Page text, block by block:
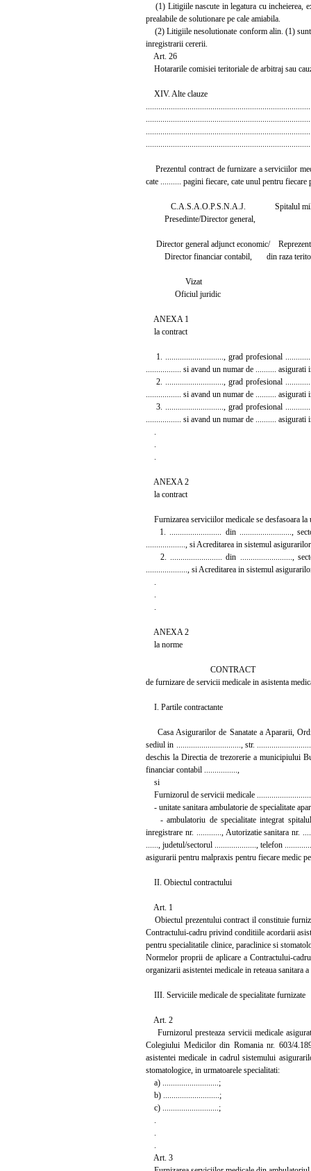
(1) Litigiile nascute in legatura cu incheierea,
prealabile de solutionare pe cale amiabila.
(2) Litigiile nesolutionate conform alin. (1) sunt
inregistrarii cererii.
Art. 26
Hotararile comisiei teritoriale de arbitraj sau
XIV. Alte clauze
Prezentul contract de furnizare a serviciilor
cate .......... pagini fiecare, cate unul pentru fiecare
C.A.S.A.O.P.S.N.A.J. Spitalul
Presedinte/Director general,
Director general adjunct economic/
Director financiar contabil, din raza
Vizat
Oficiul juridic
ANEXA 1
la contract
1. ............................, grad profesional
................. si avand un numar de ..........
2. ............................, grad profesional
................. si avand un numar de ..........
3. ............................, grad profesional
................. si avand un numar de ..........
ANEXA 2
la contract
Furnizarea serviciilor medicale se desfasoara
1. ......................... din .........................,
..................., si Acreditarea in sistemul
2. ......................... din .........................,
...................., si Acreditarea in sistemul
ANEXA 2
la norme
CONTRACT
de furnizare de servicii medicale in asistenta
I. Partile contractante
Casa Asigurarilor de Sanatate a Apararii,
sediul in ..............................., str.
deschis la Directia de trezorerie a municipiului
financiar contabil ................,
si
Furnizorul de servicii medicale
- unitate sanitara ambulatorie de specialitate
- ambulatoriu de specialitate integrat
inregistrare nr. ............, Autorizatie sanitara nr.
......, judetul/sectorul ...................., telefon
asigurarii pentru malpraxis pentru fiecare medic
II. Obiectul contractului
Art. 1
Obiectul prezentului contract il constituie
Contractului-cadru privind conditiile acordarii
pentru specialitatile clinice, paraclinice si
Normelor proprii de aplicare a Contractului-
organizarii asistentei medicale in reteaua
III. Serviciile medicale de specialitate furnizate
Art. 2
Furnizorul presteaza servicii medicale
Colegiului Medicilor din Romania nr. 603/
asistentei medicale in cadrul sistemului
stomatologice, in urmatoarele specialitati:
a) ...........................;
b) ...........................;
c) ...........................;
Art. 3